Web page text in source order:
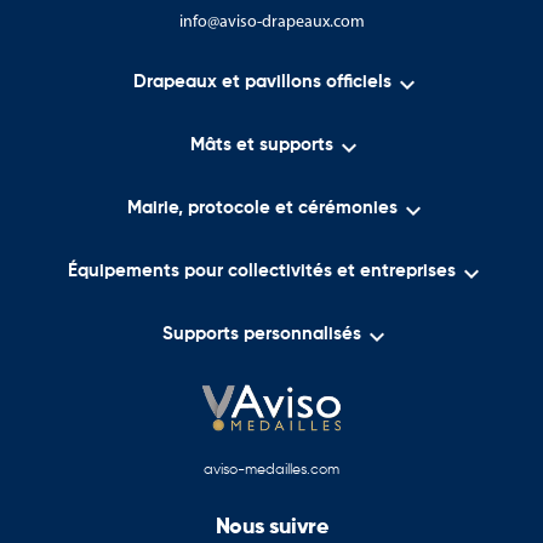
info@aviso-drapeaux.com
Drapeaux et pavillons officiels 
Mâts et supports 
Mairie, protocole et cérémonies 
Équipements pour collectivités et entreprises 
Supports personnalisés 
aviso-medailles.com
Nous suivre